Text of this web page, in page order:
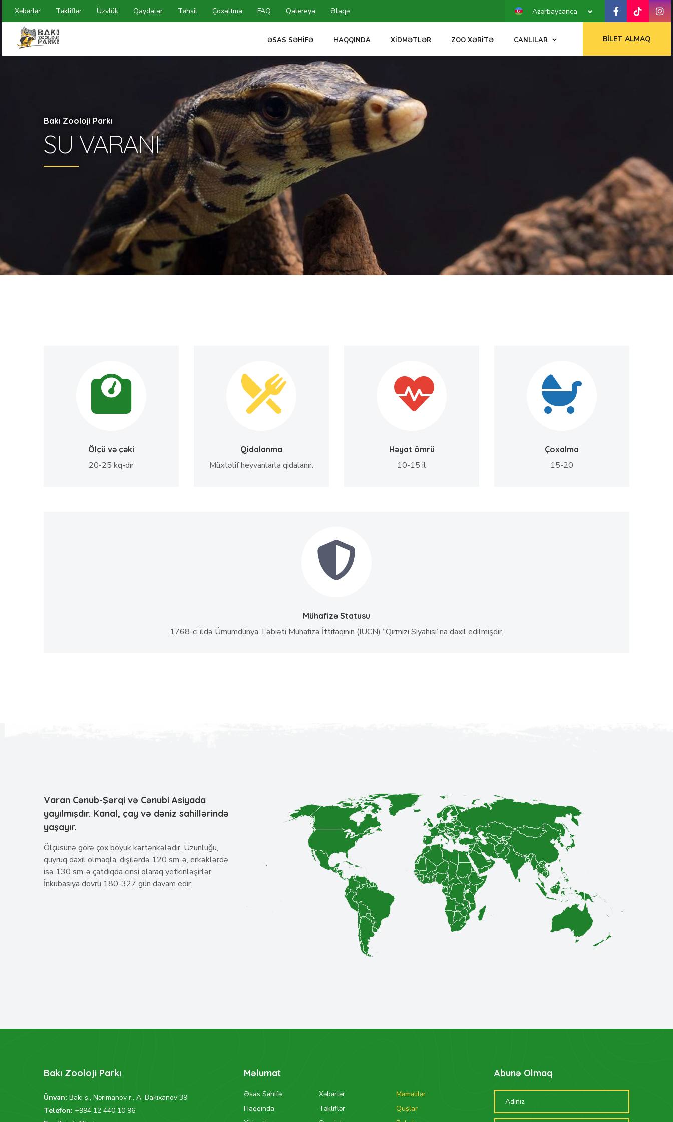
Xəbərlər Təkliflər Üzvlük Qaydalar Təhsil Çoxaltma FAQ Qalereya Əlaqə Azərbaycanca
ƏSAS SƏHIFƏ HAQQINDA XIDMƏTLƏR ZOO XƏRITƏ CANLILAR BILET ALMAQ
Bakı Zooloji Parkı
SU VARANI
Ölçü və çəki
20-25 kq-dır
Qidalanma
Müxtəlif heyvanlarla qidalanır.
Həyat ömrü
10-15 il
Çoxalma
15-20
Mühafizə Statusu
1768-ci ildə Ümumdünya Təbiəti Mühafizə İttifaqının (IUCN) “Qırmızı Siyahısı”na daxil edilmişdir.
Varan Cənub-Şərqi və Cənubi Asiyada
yayılmışdır. Kanal, çay və dəniz sahillərində
yaşayır.
Ölçüsünə görə çox böyük kərtənkələdir. Uzunluğu,
quyruq daxil olmaqla, dişilərdə 120 sm-ə, erkəklərdə
isə 130 sm-ə çatdıqda cinsi olaraq yetkinləşirlər.
İnkubasiya dövrü 180-327 gün davam edir.
Bakı Zooloji Parkı
Ünvan: Bakı ş., Nərimanov r., A. Bakıxanov 39
Telefon: +994 12 440 10 96
Məlumat
Əsas Səhifə
Xəbərlər
Haqqında
Təkliflər
Məməlilər
Quşlar
Abunə Olmaq